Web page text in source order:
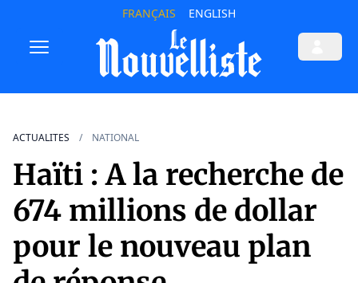
FRANÇAIS ENGLISH
ACTUALITES NATIONAL
Haïti : A la recherche de
674 millions de dollar
pour le nouveau plan